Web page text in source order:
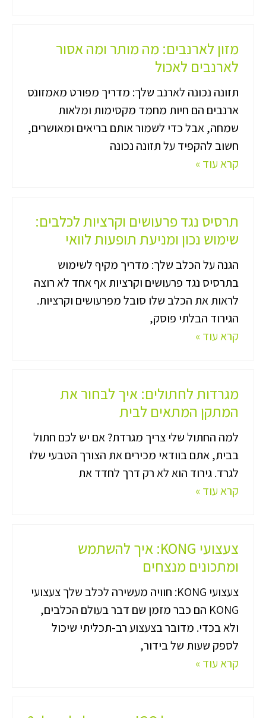
מזון לארנבים: מה מותר ומה אסור
לארנבים לאכול
תזונה נכונה לארנב שלך: מדריך מפורט מאמזונס
ארנבים הם חיות מחמד מקסימות ומלאות
שמחה, אבל כדי לשמור אותם בריאים ומאושרים,
חשוב להקפיד על תזונה נכונה
קרא עוד »
תרסיס נגד פרעושים וקרציות לכלבים:
שימוש נכון ומניעת תופעות לוואי
הגנה על הכלב שלך: מדריך מקיף לשימוש
בתרסיס נגד פרעושים וקרציות אף אחד לא רוצה
לראות את הכלב שלו סובל מפרעושים וקרציות.
הגירוד הבלתי פוסק,
קרא עוד »
מגרדות לחתולים: איך לבחור את
המתקן המתאים לבית
למה החתול שלי צריך מגרדת? אם יש לכם חתול
בבית, אתם בוודאי מכירים את הצורך הטבעי שלו
לגרד. גירוד הוא לא רק דרך לחדד את
קרא עוד »
צעצועי KONG: איך להשתמש
ומתכונים מנצחים
צעצועי KONG: חוויה מעשירה לכלב שלך צעצועי
KONG הם כבר מזמן שם דבר בעולם הכלבים,
ולא בכדי. מדובר בצעצוע רב-תכליתי שיכול
לספק שעות של בידור,
קרא עוד »